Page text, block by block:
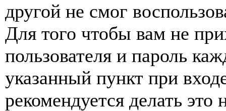
другой не смог
Для того чтобы вам не
пользователя и пароль
указанный пункт при
рекомендуется делать